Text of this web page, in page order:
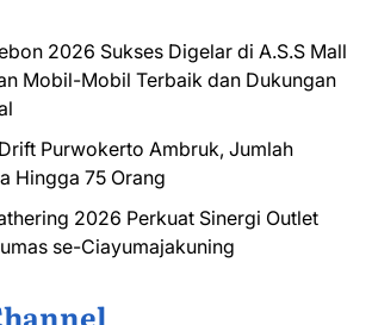
2026 Sukses Digelar di A.S.S Mall
Mobil-Mobil Terbaik dan Dukungan
Purwokerto Ambruk, Jumlah
Hingga 75 Orang
2026 Perkuat Sinergi Outlet
se-Ciayumajakuning